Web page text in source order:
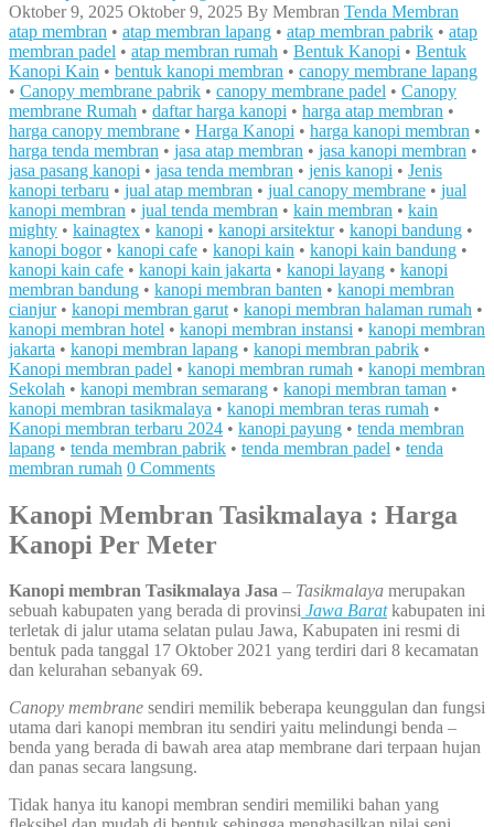
Oktober 9, 2025 Oktober 9, 2025 By Membran Tenda Membran
atap membran • atap membran lapang • atap membran pabrik • atap
membran padel • atap membran rumah • Bentuk Kanopi • Bentuk
Kanopi Kain • bentuk kanopi membran • canopy membrane lapang
• Canopy membrane pabrik • canopy membrane padel • Canopy
membrane Rumah • daftar harga kanopi • harga atap membran •
harga canopy membrane • Harga Kanopi • harga kanopi membran •
harga tenda membran • jasa atap membran • jasa kanopi membran •
jasa pasang kanopi • jasa tenda membran • jenis kanopi • Jenis
kanopi terbaru • jual atap membran • jual canopy membrane • jual
kanopi membran • jual tenda membran • kain membran • kain
mighty • kainagtex • kanopi • kanopi arsitektur• kanopi bandung •
kanopi bogor• kanopi cafe • kanopi kain • kanopi kain bandung •
kanopi kain cafe • kanopi kain jakarta • kanopi layang • kanopi
membran bandung • kanopi membran banten • kanopi membran
cianjur• kanopi membran garut • kanopi membran halaman rumah •
kanopi membran hotel • kanopi membran instansi • kanopi membran
jakarta • kanopi membran lapang • kanopi membran pabrik •
Kanopi membran padel • kanopi membran rumah • kanopi membran
Sekolah • kanopi membran semarang • kanopi membran taman •
kanopi membran tasikmalaya • kanopi membran teras rumah •
Kanopi membran terbaru 2024 • kanopi payung • tenda membran
lapang • tenda membran pabrik • tenda membran padel • tenda
membran rumah 0 Comments
Kanopi Membran Tasikmalaya : Harga
Kanopi Per Meter
Kanopi membran Tasikmalaya Jasa – Tasikmalaya merupakan
sebuah kabupaten yang berada di provinsi Jawa Baratkabupaten ini
terletak di jalur utama selatan pulau Jawa, Kabupaten ini resmi di
bentuk pada tanggal 17 Oktober 2021 yang terdiri dari 8 kecamatan
dan kelurahan sebanyak 69.
Canopy membrane sendiri memilik beberapa keunggulan dan fungsi
utama dari kanopi membran itu sendiri yaitu melindungi benda –
benda yang berada di bawah area atap membrane dari terpaan hujan
dan panas secara langsung.
Tidak hanya itu kanopi membran sendiri memiliki bahan yang